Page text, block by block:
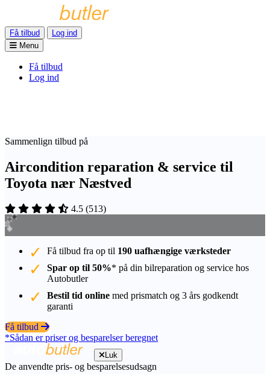
Få tilbud
Log ind
Menu
Få tilbud
Log ind
Sammenlign tilbud på
Aircondition reparation & service til
Toyota nær Næstved
4.5 (513)
Få tilbud fra op til 190 uafhængige værksteder
Spar op til 50%* på din bilreparation og service hos
Autobutler
Bestil tid online med prismatch og 3 års godkendt
garanti
Få tilbud
*Sådan er priser og besparelser beregnet
Luk
De anvendte pris- og besparelsesudsagn